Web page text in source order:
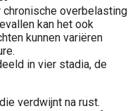
chronische overbelasting
kan het ook
kunnen variëren
in vier stadia, de
verdwijnt na rust.